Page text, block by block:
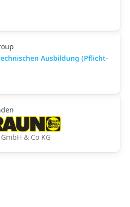
Ausbildung (Pflicht-
& Co KG